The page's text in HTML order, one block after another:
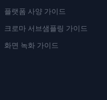
플랫폼 사양 가이드
크로마 서브샘플링 가이드
화면 녹화 가이드